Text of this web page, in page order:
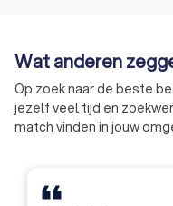
een gerust hart, zonder
rechter.
Wat anderen
Op zoek naar de beste
jezelf veel tijd en
match vinden in jouw